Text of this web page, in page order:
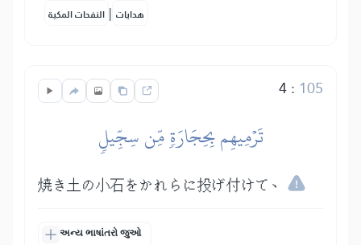
النفحات المكية | هدايات
4: 105
تَرۡمِيهِم بِحِجَارَةٖ مِّن سِجِّيلٖ
焼き土の小石をかれらに投げ付けて、
અન્ય ભાષાંતરો જુઓ